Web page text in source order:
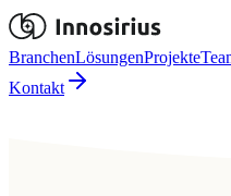
BranchenLösungenProjekte
Kontakt